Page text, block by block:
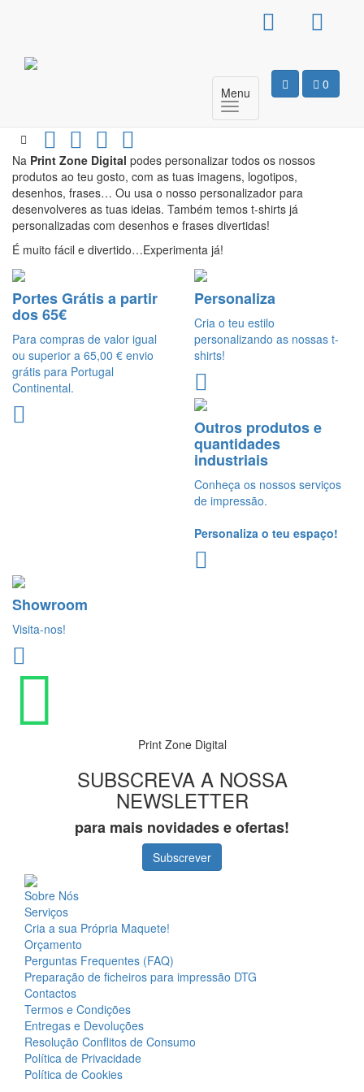
0
Menu
Print Zone Digital
Na Print Zone Digital podes personalizar todos os nossos
produtos ao teu gosto, com as tuas imagens, logotipos,
desenhos, frases… Ou usa o nosso personalizador para
desenvolveres as tuas ideias. Também temos t-shirts já
personalizadas com desenhos e frases divertidas!
É muito fácil e divertido…Experimenta já!
Portes Grátis a partir
dos 65€
Para compras de valor igual
ou superior a 65,00 € envio
grátis para Portugal
Continental.
Personaliza
Cria o teu estilo
personalizando as nossas t-
shirts!
Outros produtos e
quantidades
industriais
Conheça os nossos serviços
de impressão.
Personaliza o teu espaço!
Showroom
Visita-nos!
Print Zone Digital
SUBSCREVA A NOSSA
NEWSLETTER
para mais novidades e ofertas!
Subscrever
Sobre Nós
Serviços
Cria a sua Própria Maquete!
Orçamento
Perguntas Frequentes (FAQ)
Preparação de ficheiros para impressão DTG
Contactos
Termos e Condições
Entregas e Devoluções
Resolução Conflitos de Consumo
Política de Privacidade
Política de Cookies